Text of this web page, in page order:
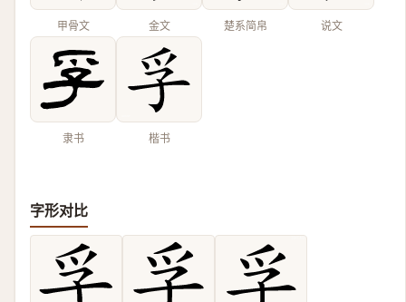
甲骨文 金文 楚系简帛 说文
隶书 楷书
字形对比